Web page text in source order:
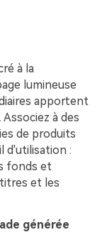
à la
lumineuse
apportent
à des
de produits
d'utilisation :
fonds et
et les
générée